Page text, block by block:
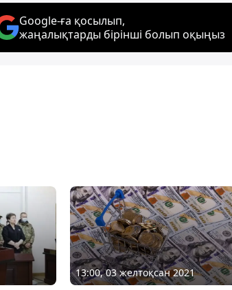
Google-ға қосылып,
жаңалықтарды бірінші болып оқыңыз
13:00, 03 желтоқсан 2021